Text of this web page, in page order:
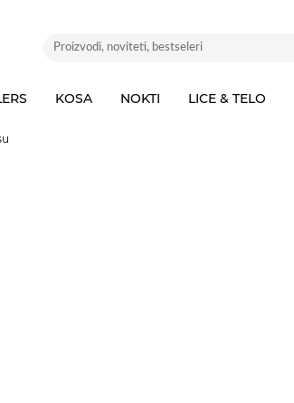
KOSA NOKTI LICE & TELO